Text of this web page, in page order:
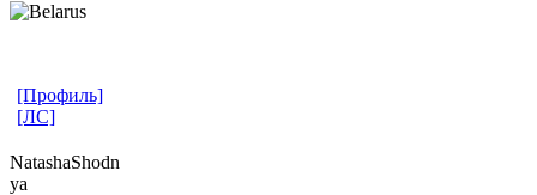
[Профиль]
[ЛС]
NatashaShodn
ya